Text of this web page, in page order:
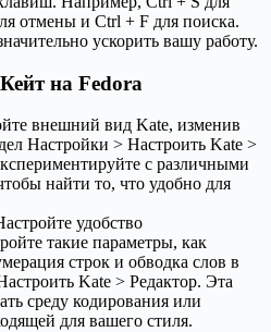
отмены и Ctrl + F для поиска.
ускорить вашу работу.
на Fedora
внешний вид Kate, изменив
Настройки > Настроить Kate >
с различными
найти то, что удобно для
удобство
такие параметры, как
строк и обводка слов в
Kate > Редактор. Эта
среду кодирования или
для вашего стиля.